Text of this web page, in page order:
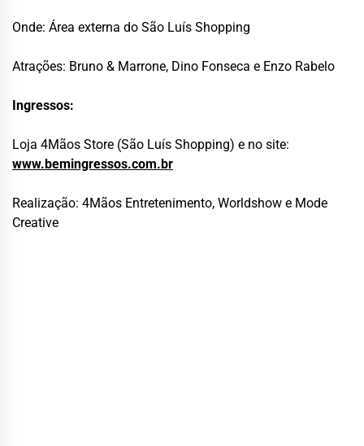
Onde: Área externa do São Luís Shopping
Atrações: Bruno & Marrone, Dino Fonseca e Enzo Rabelo
Ingressos:
Loja 4Mãos Store (São Luís Shopping) e no site:
www.bemingressos.com.br
Realização: 4Mãos Entretenimento, Worldshow e Mode
Creative